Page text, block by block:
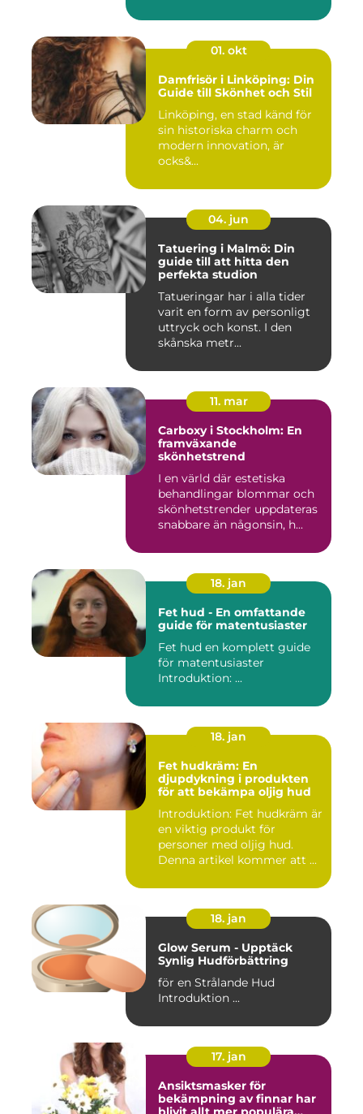
01. okt
Damfrisör i Linköping: Din
Guide till Skönhet och Stil
Linköping, en stad känd för
sin historiska charm och
modern innovation, är
ocks&...
04. jun
Tatuering i Malmö: Din
guide till att hitta den
perfekta studion
Tatueringar har i alla tider
varit en form av personligt
uttryck och konst. I den
skånska metr...
11. mar
Carboxy i Stockholm: En
framväxande
skönhetstrend
I en värld där estetiska
behandlingar blommar och
skönhetstrender uppdateras
snabbare än någonsin, h...
18. jan
Fet hud - En omfattande
guide för matentusiaster
Fet hud en komplett guide
för matentusiaster
Introduktion: ...
18. jan
Fet hudkräm: En
djupdykning i produkten
för att bekämpa oljig hud
Introduktion: Fet hudkräm är
en viktig produkt för
personer med oljig hud.
Denna artikel kommer att ...
18. jan
Glow Serum - Upptäck
Synlig Hudförbättring
för en Strålande Hud
Introduktion ...
17. jan
Ansiktsmasker för
bekämpning av finnar har